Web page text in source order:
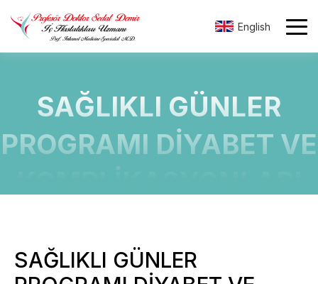
English
SAĞLIKLI GÜNLER
PROGRAMI DİYABET VE
SAĞLIKLI GÜNLER